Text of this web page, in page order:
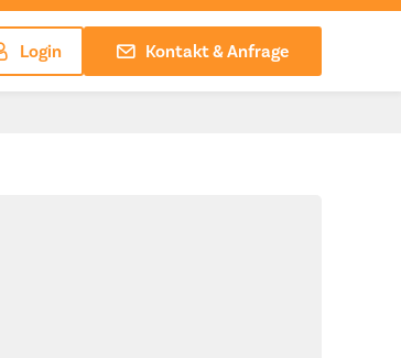
Login Kontakt & Anfrage